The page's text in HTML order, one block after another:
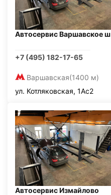
Автосервис Варшавское ш
+7 (495) 182-17-65
Варшавская(1400 м)
ул. Котляковская, 1Ас2
Автосервис Измайлово